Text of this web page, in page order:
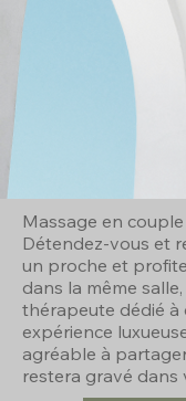
Massage en couple
Détendez-vous et
un proche et
dans la même
thérapeute dédié à
expérience
agréable à
restera gravé dans